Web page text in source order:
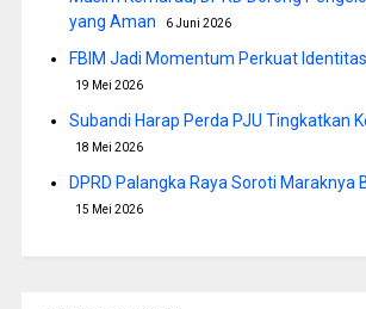
yang Aman
6 Juni 2026
FBIM Jadi Momentum Perkuat
19 Mei 2026
Subandi Harap Perda PJU Tingkatkan
18 Mei 2026
DPRD Palangka Raya Soroti Maraknya
15 Mei 2026